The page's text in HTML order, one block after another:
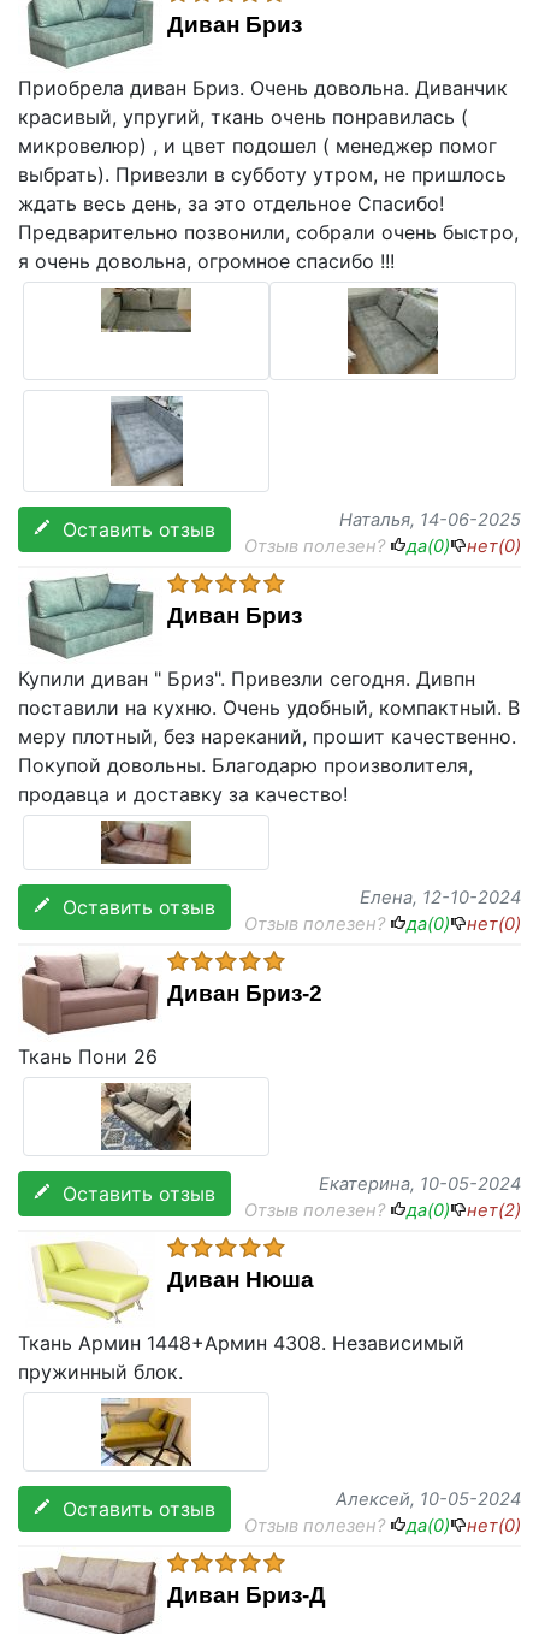
Диван Бриз
Приобрела диван Бриз. Очень довольна. Диванчик
красивый, упругий, ткань очень понравилась (
микровелюр) , и цвет подошел ( менеджер помог
выбрать). Привезли в субботу утром, не пришлось
ждать весь день, за это отдельное Спасибо!
Предварительно позвонили, собрали очень быстро,
я очень довольна, огромное спасибо !!!
Оставить отзыв Наталья, 14-06-2025
Отзыв полезен?
да(0) нет(0)
Диван Бриз
Купили диван " Бриз". Привезли сегодня. Дивпн
поставили на кухню. Очень удобный, компактный. В
меру плотный, без нареканий, прошит качественно.
Покупой довольны. Благодарю произволителя,
продавца и доставку за качество!
Оставить отзыв Елена, 12-10-2024
Отзыв полезен?
да(0) нет(0)
Диван Бриз-2
Ткань Пони 26
Оставить отзыв Екатерина, 10-05-2024
Отзыв полезен?
да(0) нет(2)
Диван Нюша
Ткань Армин 1448+Армин 4308. Независимый
пружинный блок.
Оставить отзыв Алексей, 10-05-2024
Отзыв полезен?
да(0) нет(0)
Диван Бриз-Д